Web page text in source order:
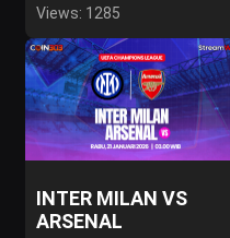
Views: 1285
INTER MILAN VS
ARSENAL